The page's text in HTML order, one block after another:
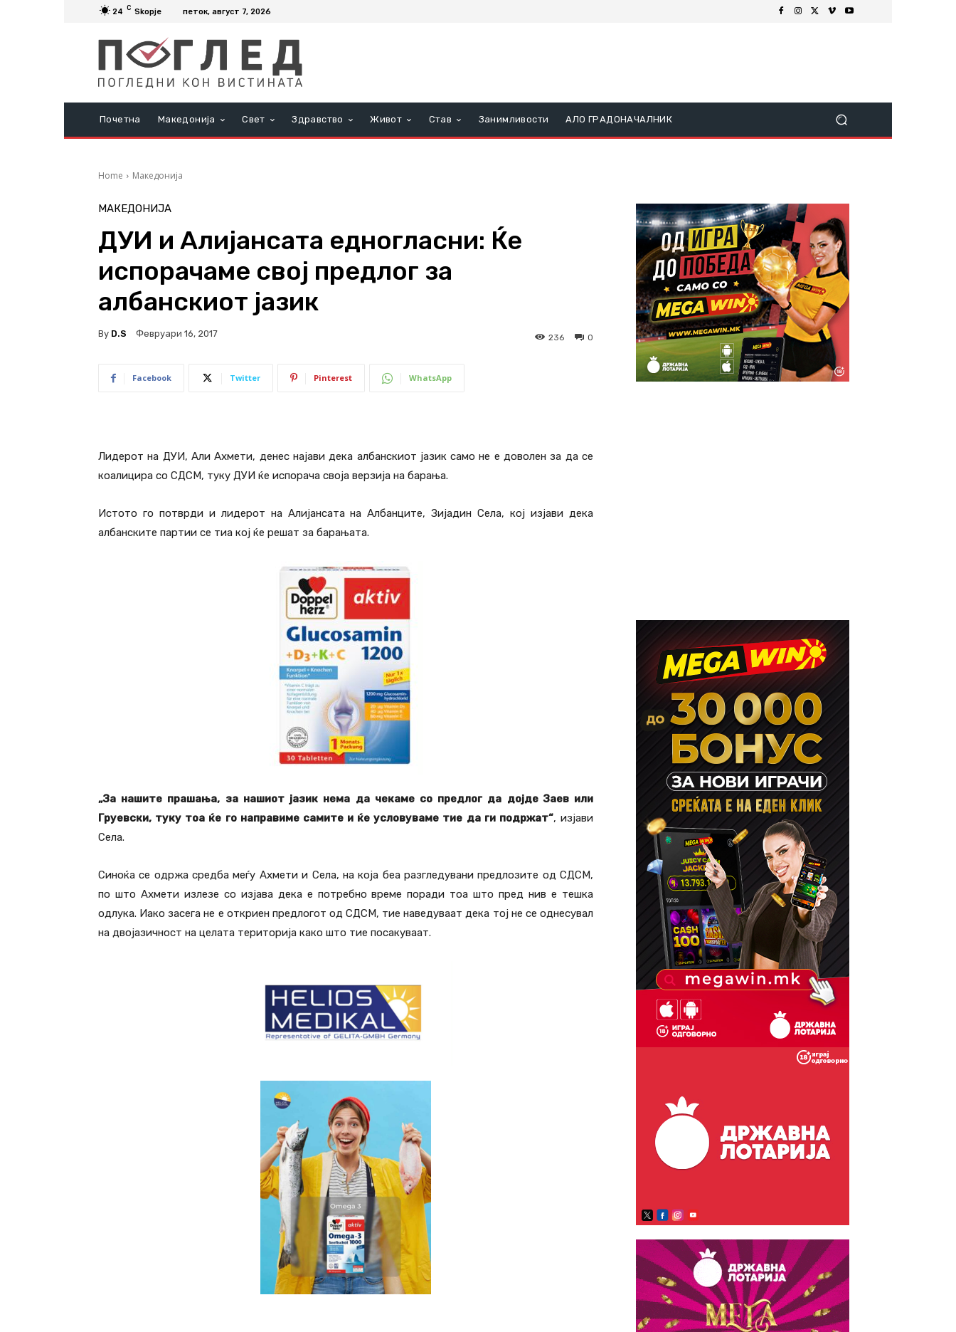
24 C Skopje петок, август 7, 2026
Почетна Македонија Свет Здравство Живот Став Занимливости АЛО ГРАДОНАЧАЛНИК
Home Македонија
МАКЕДОНИЈА
ДУИ и Алијансата едногласни: Ќе
испорачаме свој предлог за
албанскиот јазик
By D.S Февруари 16, 2017 0
236
Facebook Twitter Pinterest WhatsApp
Лидерот на ДУИ, Али Ахмети, денес најави дека албанскиот јазик само не е доволен за да се
коалицира со СДСМ, туку ДУИ ќе испорача своја верзија на барања.
Истото го потврди и лидерот на Алијансата на Албанците, Зијадин Села, кој изјави дека
албанските партии се тиа кој ќе решат за барањата.
„За нашите прашања, за нашиот јазик нема да чекаме со предлог да дојде Заев или
Груевски, туку тоа ќе го направиме самите и ќе условуваме тие да ги подржат“, изјави
Села.
Синоќа се одржа средба меѓу Ахмети и Села, на која беа разгледувани предлозите од СДСМ,
по што Ахмети излезе со изјава дека е потребно време поради тоа што пред нив е тешка
одлука. Иако засега не е откриен предлогот од СДСМ, тие наведуваат дека тој не се однесувал
на двојазичност на целата територија како што тие посакуваат.